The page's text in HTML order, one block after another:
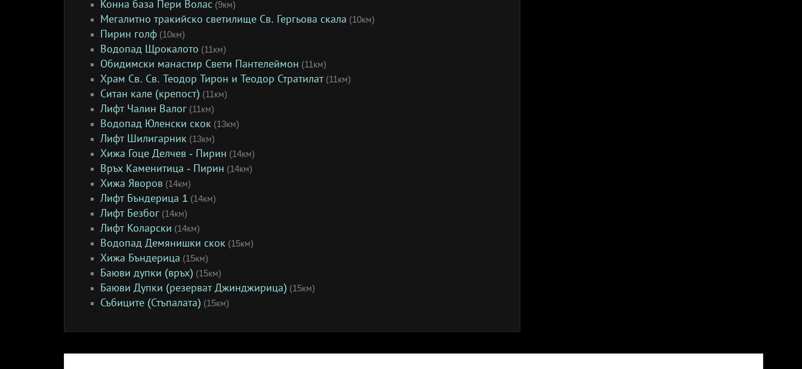
Конна база Пери Волас (9км)
Мегалитно тракийско светилище Св. Гергьова скала (10км)
Пирин голф (10км)
Водопад Щрокалото (11км)
Обидимски манастир Свети Пантелеймон (11км)
Храм Св. Св. Теодор Тирон и Теодор Стратилат(11км)
Ситан кале (крепост) (11км)
Лифт Чалин Валог (11км)
Водопад Юленски скок (13км)
Лифт Шилигарник (13км)
Хижа Гоце Делчев - Пирин (14км)
Връх Каменитица - Пирин (14км)
Хижа Яворов (14км)
Лифт Бъндерица 1 (14км)
Лифт Безбог (14км)
Лифт Коларски (14км)
Водопад Демянишки скок (15км)
Хижа Бъндерица (15км)
Баюви дупки (връх) (15км)
Баюви Дупки (резерват Джинджирица) (15км)
Събиците (Стъпалата) (15км)